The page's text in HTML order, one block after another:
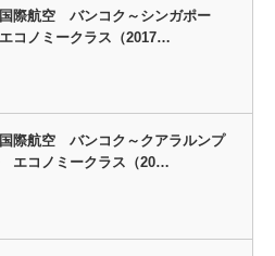
際航空 バンコク～シンガポー
コノミークラス（2017…
際航空 バンコク～クアラルンプ
エコノミークラス（20…